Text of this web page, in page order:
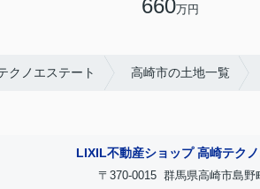
660万円
クノエステート 高崎市の土地一覧
LIXIL不動産ショップ 高崎テク
〒370-0015 群馬県高崎市島野